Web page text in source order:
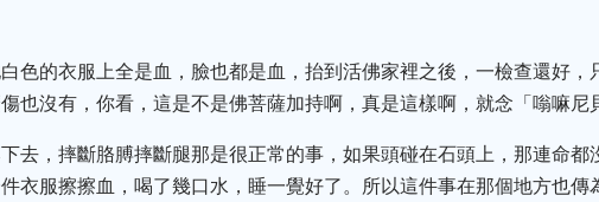
色的衣服上全是血，臉也都是血，抬到活佛家裡之後，一檢查還好，
也沒有，你看，這是不是佛菩薩加持啊，真是這樣啊，就念「嗡嘛尼
去，摔斷胳膊摔斷腿那是很正常的事，如果頭碰在石頭上，那連命都
衣服擦擦血，喝了幾口水，睡一覺好了。所以這件事在那個地方也傳